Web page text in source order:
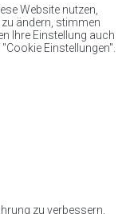
Website nutzen,
ändern, stimmen
Ihre Einstellung auch
Einstellungen".
zu verbessern,